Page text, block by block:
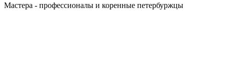
Мастера - профессионалы и коренные петербуржцы